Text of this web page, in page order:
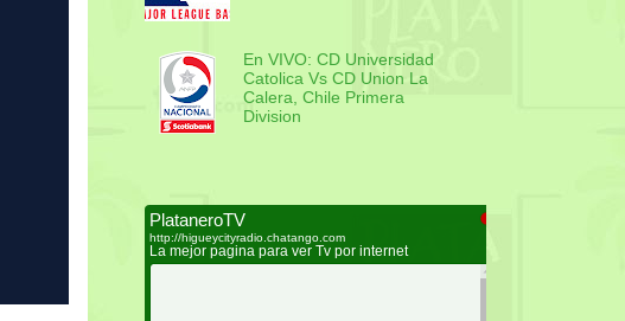
En VIVO: CD Universidad
Catolica Vs CD Union La
Calera, Chile Primera
Division